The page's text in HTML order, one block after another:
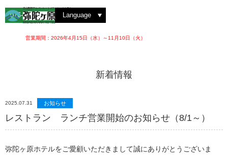
立山黒部アルペンルートオフィシャルホテル
MIDAGAHARA HOTEL
076-442-2222 Language
営業期間：2026年4月15日（水）～11月10日（火）
新着情報
2025.07.31 お知らせ
レストラン ランチ営業開始のお知らせ（8/1～）
弥陀ヶ原ホテルをご愛顧いただきまして誠にありがとうございま